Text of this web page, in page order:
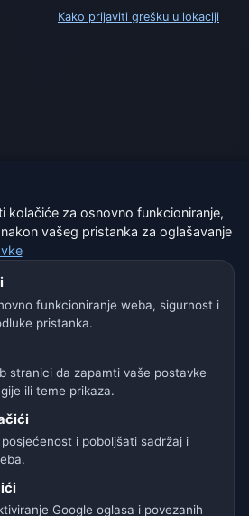
Kako prijaviti grešku u lokaciji
🇭🇷 Hrvatska 🇧🇬 Bugarska
kolačiće za osnovno funkcioniranje,
vašeg pristanka za oglašavanje
funkcioniranje weba, sigurnost i
pristanka.
stranici da zapamti vaše postavke
ili teme prikaza.
i poboljšati sadržaj i
Google oglasa i povezanih